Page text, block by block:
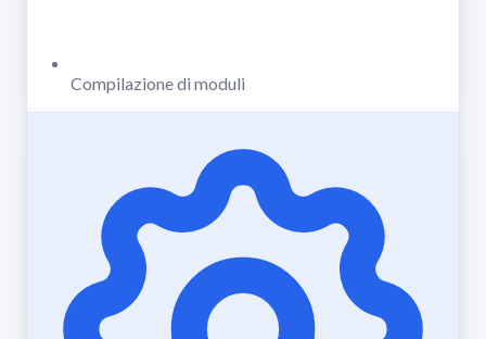
Compilazione di moduli